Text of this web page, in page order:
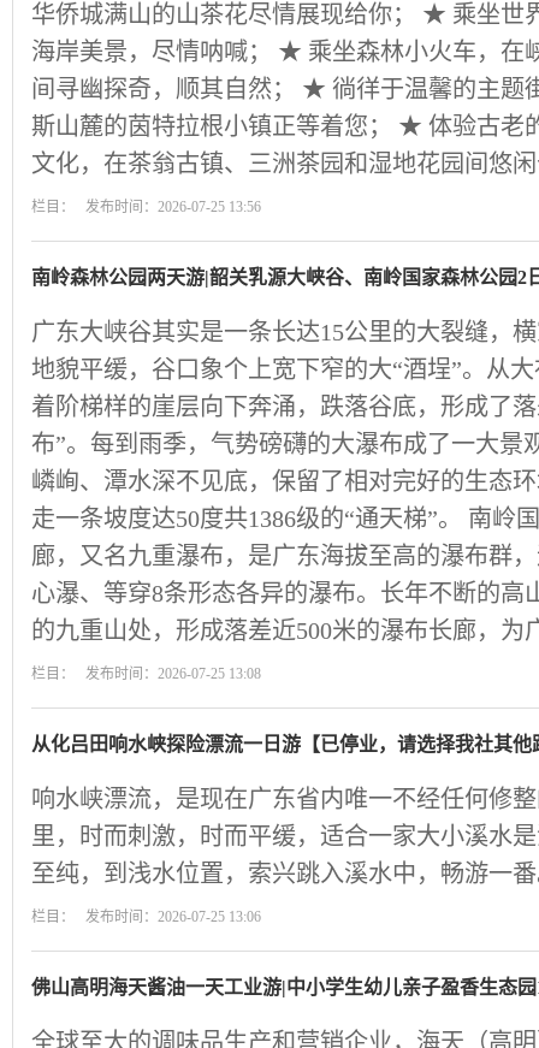
华侨城满山的山茶花尽情展现给你； ★ 乘坐世
海岸美景，尽情呐喊； ★ 乘坐森林小火车，在
间寻幽探奇，顺其自然； ★ 徜徉于温馨的主题
斯山麓的茵特拉根小镇正等着您； ★ 体验古老
文化，在茶翁古镇、三洲茶园和湿地花园间悠
栏目： 发布时间：2026-07-25 13:56
南岭森林公园两天游|韶关乳源大峡谷、南岭国家森林公园2
广东大峡谷其实是一条长达15公里的大裂缝，
地貌平缓，谷口象个上宽下窄的大“酒埕”。从
着阶梯样的崖层向下奔涌，跌落谷底，形成了
布”。每到雨季，气势磅礴的大瀑布成了一大景
嶙峋、潭水深不见底，保留了相对完好的生态
走一条坡度达50度共1386级的“通天梯”。 南岭
廊，又名九重瀑布，是广东海拔至高的瀑布群
心瀑、等穿8条形态各异的瀑布。长年不断的高
的九重山处，形成落差近500米的瀑布长廊，为
栏目： 发布时间：2026-07-25 13:08
从化吕田响水峡探险漂流一日游【已停业，请选择我社其他
响水峡漂流，是现在广东省内唯一不经任何修
里，时而刺激，时而平缓，适合一家大小溪水
至纯，到浅水位置，索兴跳入溪水中，畅游一
栏目： 发布时间：2026-07-25 13:06
佛山高明海天酱油一天工业游|中小学生幼儿亲子盈香生态
全球至大的调味品生产和营销企业，海天（高